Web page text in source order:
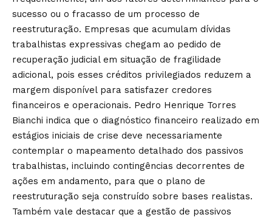
sucesso ou o fracasso de um processo de
reestruturação. Empresas que acumulam dívidas
trabalhistas expressivas chegam ao pedido de
recuperação judicial em situação de fragilidade
adicional, pois esses créditos privilegiados reduzem a
margem disponível para satisfazer credores
financeiros e operacionais. Pedro Henrique Torres
Bianchi indica que o diagnóstico financeiro realizado em
estágios iniciais de crise deve necessariamente
contemplar o mapeamento detalhado dos passivos
trabalhistas, incluindo contingências decorrentes de
ações em andamento, para que o plano de
reestruturação seja construído sobre bases realistas.
Também vale destacar que a gestão de passivos